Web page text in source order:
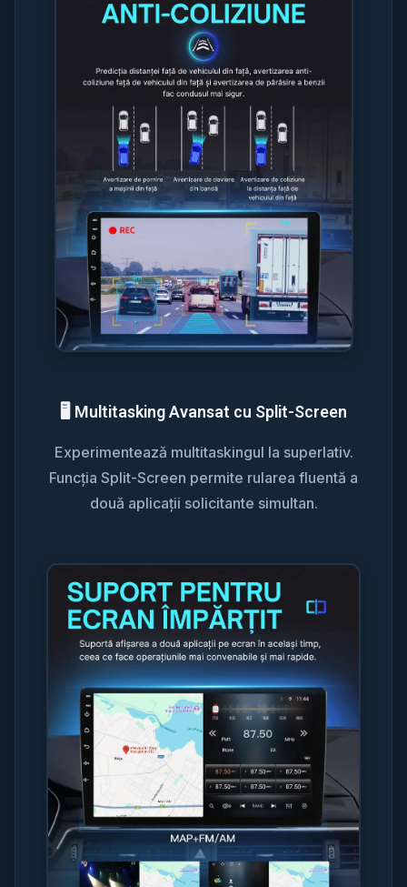
🖥️ Multitasking Avansat cu Split-Screen
Experimentează multitaskingul la superlativ.
Funcția Split-Screen permite rularea fluentă a
două aplicații solicitante simultan.